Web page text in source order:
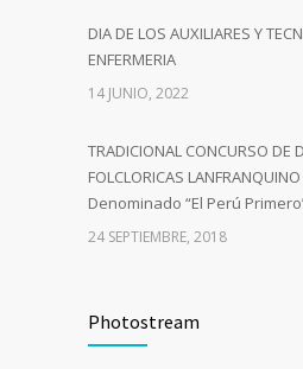
DIA DE LOS AUXILIARES Y
ENFERMERIA
14 JUNIO, 2022
TRADICIONAL CONCURSO DE
FOLCLORICAS LANFRANQUINO
Denominado “El Perú
24 SEPTIEMBRE, 2018
Seguridad y Salud en el
Público
Photostream